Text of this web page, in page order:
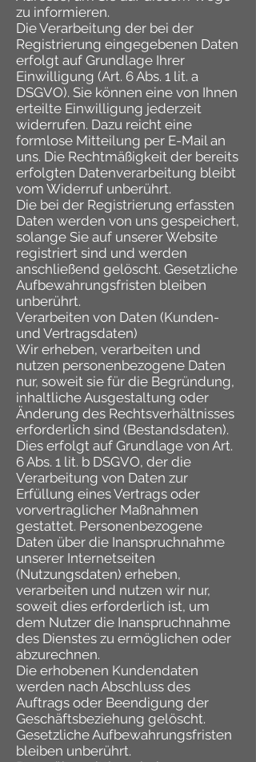
zu informieren.
Die Verarbeitung der bei der
Registrierung eingegebenen Daten
erfolgt auf Grundlage Ihrer
Einwilligung (Art. 6 Abs. 1 lit. a
DSGVO). Sie können eine von Ihnen
erteilte Einwilligung jederzeit
widerrufen. Dazu reicht eine
formlose Mitteilung per E-Mail an
uns. Die Rechtmäßigkeit der bereits
erfolgten Datenverarbeitung bleibt
vom Widerruf unberührt.
Die bei der Registrierung erfassten
Daten werden von uns gespeichert,
solange Sie auf unserer Website
registriert sind und werden
anschließend gelöscht. Gesetzliche
Aufbewahrungsfristen bleiben
unberührt.
Verarbeiten von Daten (Kunden-
und Vertragsdaten)
Wir erheben, verarbeiten und
nutzen personenbezogene Daten
nur, soweit sie für die Begründung,
inhaltliche Ausgestaltung oder
Änderung des Rechtsverhältnisses
erforderlich sind (Bestandsdaten).
Dies erfolgt auf Grundlage von Art.
6 Abs. 1 lit. b DSGVO, der die
Verarbeitung von Daten zur
Erfüllung eines Vertrags oder
vorvertraglicher Maßnahmen
gestattet. Personenbezogene
Daten über die Inanspruchnahme
unserer Internetseiten
(Nutzungsdaten) erheben,
verarbeiten und nutzen wir nur,
soweit dies erforderlich ist, um
dem Nutzer die Inanspruchnahme
des Dienstes zu ermöglichen oder
abzurechnen.
Die erhobenen Kundendaten
werden nach Abschluss des
Auftrags oder Beendigung der
Geschäftsbeziehung gelöscht.
Gesetzliche Aufbewahrungsfristen
bleiben unberührt.